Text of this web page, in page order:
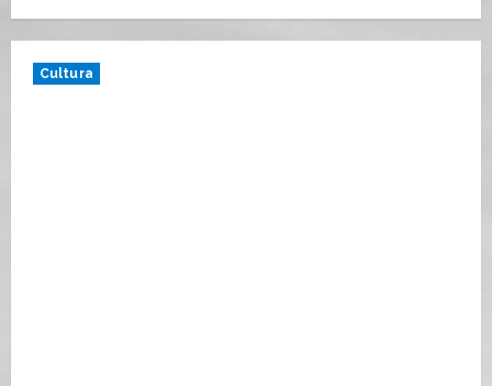
Cultura